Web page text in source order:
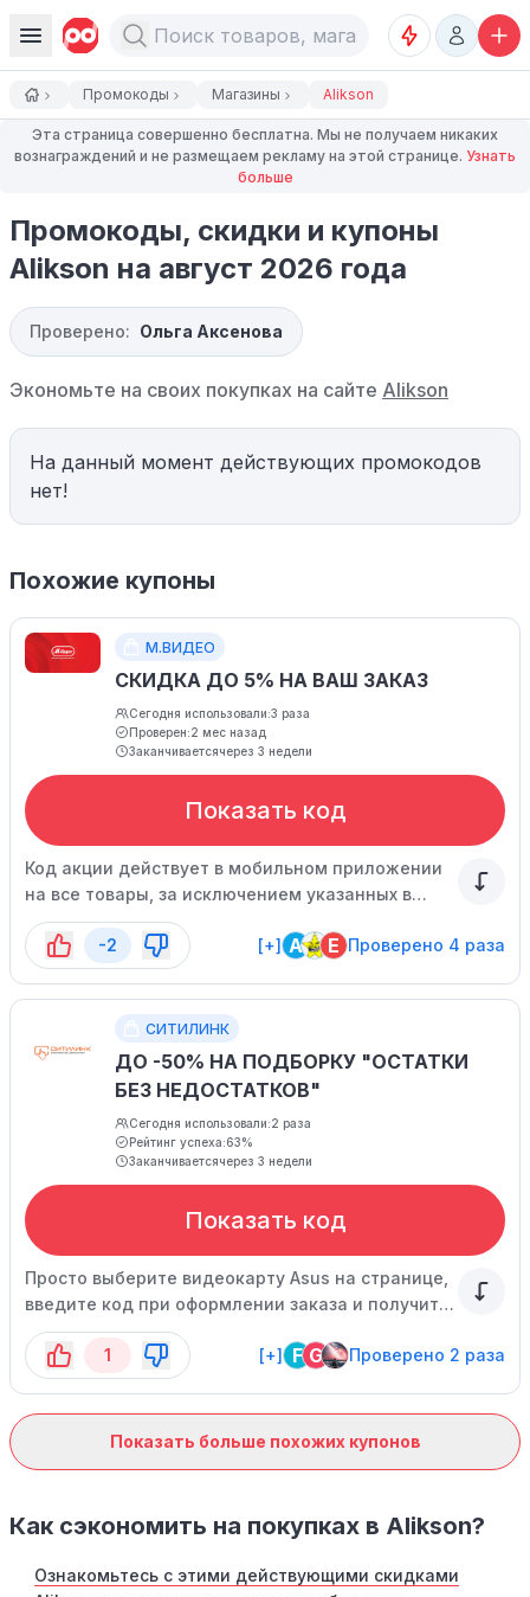
Промокоды Магазины Alikson
Эта страница совершенно бесплатна. Мы не получаем никаких
вознаграждений и не размещаем рекламу на этой странице. Узнать
больше
Промокоды, скидки и купоны
Alikson на август 2026 года
Проверено: Ольга Аксенова
Экономьте на своих покупках на сайте Alikson
На данный момент действующих промокодов
нет!
Похожие купоны
М.ВИДЕО
СКИДКА ДО 5% НА ВАШ ЗАКАЗ
Сегодня использовали:3 раза
Проверен:2 мес назад
Заканчиваетсячерез 3 недели
Показать код
Код акции действует в мобильном приложении
на все товары, за исключением указанных в
списке. Спешите воспользоваться
предложением, оно ограничено по времени.
-2 [+] A E Проверено 4 раза
СИТИЛИНК
ДО -50% НА ПОДБОРКУ "ОСТАТКИ
БЕЗ НЕДОСТАТКОВ"
Сегодня использовали:2 раза
Рейтинг успеха:63%
Заканчиваетсячерез 3 недели
Показать код
Просто выберите видеокарту Asus на странице,
введите код при оформлении заказа и получите
скидку!
1
[+] F G Проверено 2 раза
Показать больше похожих купонов
Как сэкономить на покупках в Alikson?
Ознакомьтесь с этими действующими скидками